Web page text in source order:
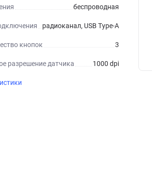
беспроводная
радиоканал, USB Type-A
кнопок 3
разрешение датчика 1000 dpi